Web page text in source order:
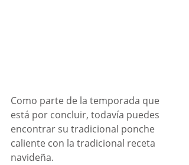
Como parte de la temporada que
está por concluir, todavía puedes
encontrar su tradicional ponche
caliente con la tradicional receta
navideña.